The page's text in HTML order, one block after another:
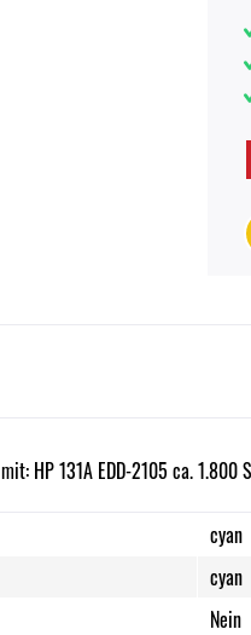
HP 131A EDD-2105 ca. 1.800
cyan
cyan
Nein